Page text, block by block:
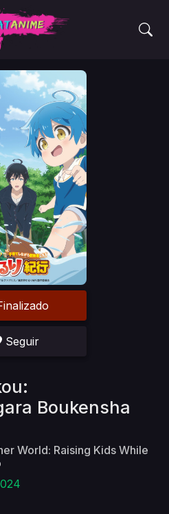
Seguir
Boukensha
World: Raising Kids While